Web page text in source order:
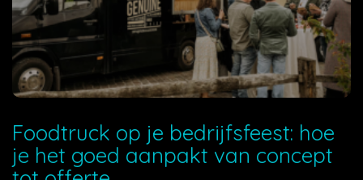
Foodtruck op je bedrijfsfeest: hoe
je het goed aanpakt van concept